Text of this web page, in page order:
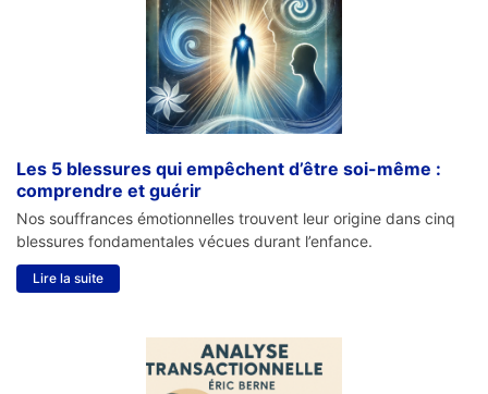
Les 5 blessures qui empêchent d’être soi-même :
comprendre et guérir
Nos souffrances émotionnelles trouvent leur origine dans cinq
blessures fondamentales vécues durant l’enfance.
Lire la suite